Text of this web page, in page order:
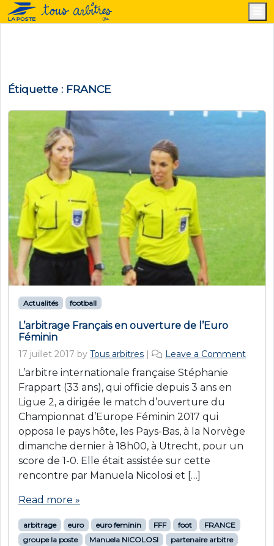
Étiquette : FRANCE
Actualités football
L’arbitrage Français en ouverture de l’Euro
Féminin
17 juillet 2017 by Tous arbitres | Leave a Comment
L’arbitre internationale française Stéphanie
Frappart (33 ans), qui officie depuis 3 ans en
Ligue 2, a dirigée le match d’ouverture du
Championnat d’Europe Féminin 2017 qui
opposa le pays hôte, les Pays-Bas, à la Norvège
dimanche dernier à 18h00, à Utrecht, pour un
score de 1-0. Elle était assistée sur cette
rencontre par Manuela Nicolosi et […]
Read more »
arbitrage euro euro feminin FFF foot
FRANCE
groupe la poste
Manuela NICOLOSI
partenaire arbitre